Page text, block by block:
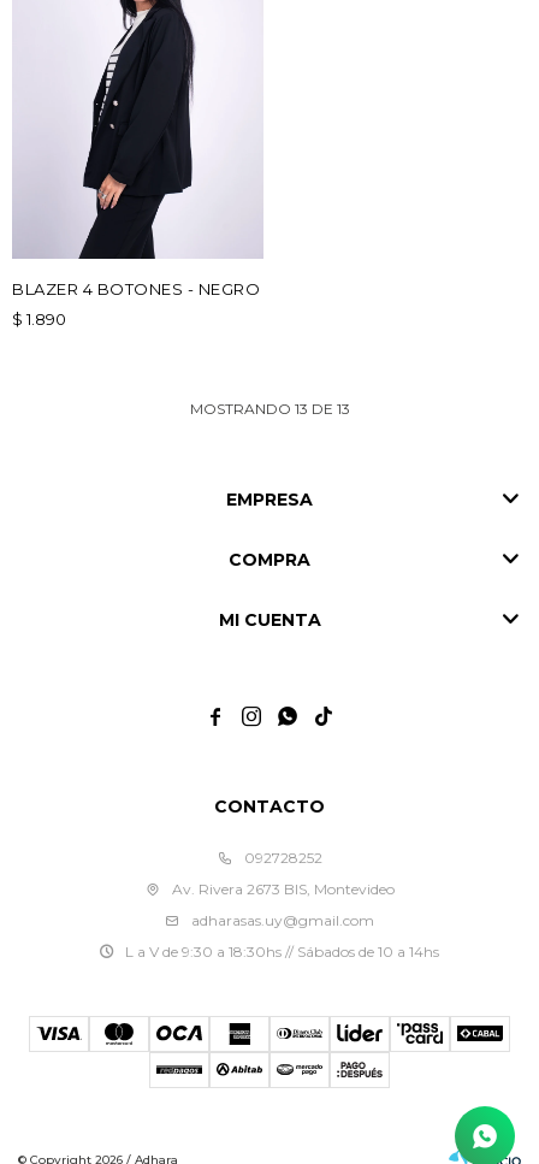
BLAZER 4 BOTONES - NEGRO
$ 1.890
MOSTRANDO 13 DE 13
CONTACTO
092728252
Av. Rivera 2673 BIS, Montevideo
adharasas.uy@gmail.com
L a V de 9:30 a 18:30hs // Sábados de 10 a 14hs
EMPRESA
COMPRA
MI CUENTA
   
© Copyright 2026 / Adhara